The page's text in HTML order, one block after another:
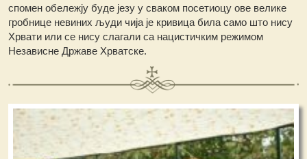
спомен обележју буде језу у сваком посетиоцу ове велике
гробнице невиних људи чија је кривица била само што нису
Хрвати или се нису слагали са нацистичким режимом
Независне Државе Хрватске.